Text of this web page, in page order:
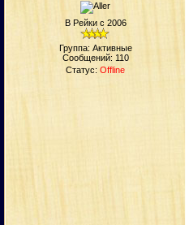
В Рейки с 2006
Группа: Активные
Сообщений: 110
Статус: Offline